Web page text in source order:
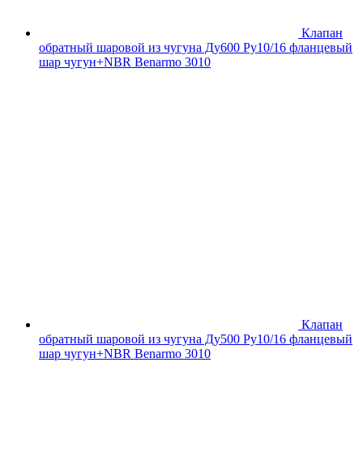
Клапан
обратный шаровой из чугуна Ду600 Ру10/16 фланцевый
шар чугун+NBR Benarmo 3010
Клапан
обратный шаровой из чугуна Ду500 Ру10/16 фланцевый
шар чугун+NBR Benarmo 3010